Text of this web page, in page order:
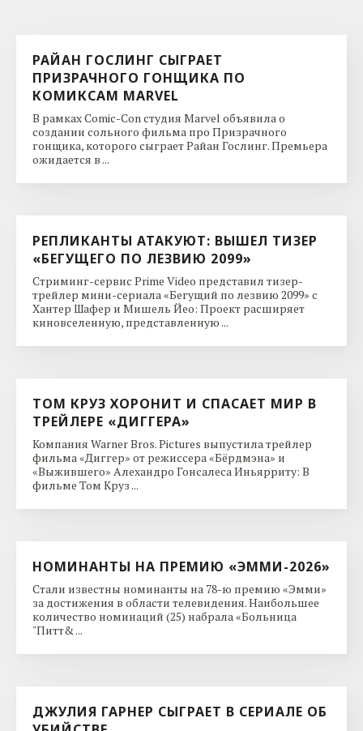
РАЙАН ГОСЛИНГ СЫГРАЕТ
ПРИЗРАЧНОГО ГОНЩИКА ПО
КОМИКСАМ MARVEL
В рамках Comic-Con студия Marvel объявила о
создании сольного фильма про Призрачного
гонщика, которого сыграет Райан Гослинг. Премьера
ожидается в ...
РЕПЛИКАНТЫ АТАКУЮТ: ВЫШЕЛ ТИЗЕР
«БЕГУЩЕГО ПО ЛЕЗВИЮ 2099»
Стриминг-сервис Prime Video представил тизер-
трейлер мини-сериала «Бегущий по лезвию 2099» с
Хантер Шафер и Мишель Йео: Проект расширяет
киновселенную, представленную ...
ТОМ КРУЗ ХОРОНИТ И СПАСАЕТ МИР В
ТРЕЙЛЕРЕ «ДИГГЕРА»
Компания Warner Bros. Pictures выпустила трейлер
фильма «Диггер» от режиссера «Бёрдмэна» и
«Выжившего» Алехандро Гонсалеса Иньярриту: В
фильме Том Круз ...
НОМИНАНТЫ НА ПРЕМИЮ «ЭММИ-2026»
Стали известны номинанты на 78-ю премию «Эмми»
за достижения в области телевидения. Наибольшее
количество номинаций (25) набрала «Больница
"Питт& ...
ДЖУЛИЯ ГАРНЕР СЫГРАЕТ В СЕРИАЛЕ ОБ